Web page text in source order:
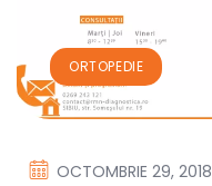
ORTOPEDIE
OCTOMBRIE 29, 2018